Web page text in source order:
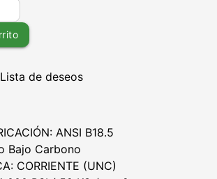
de deseos
ANSI B18.5
Bajo Carbono
CORRIENTE (UNC)